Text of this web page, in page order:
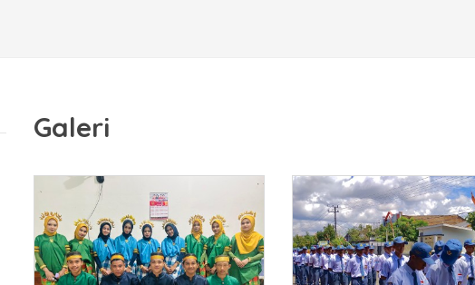
PESANTREN
KILAT
RAMADHAN
MENGAJI
SEMARAK
HUT
KEMERDEKAAN
RI KE 80
Galeri